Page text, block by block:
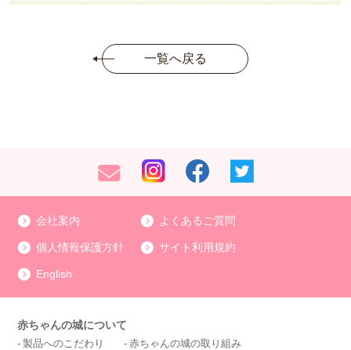
一覧へ戻る
会社案内 よくあるご質問
個人情報保護方針 サイト利用規約
English
赤ちゃんの城について
製品へのこだわり 赤ちゃんの城の取り組み